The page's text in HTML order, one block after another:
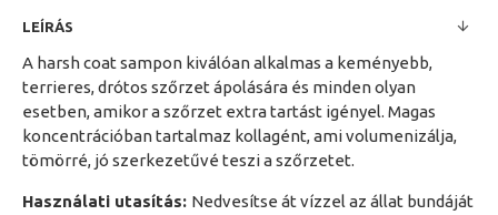
LEÍRÁS
A harsh coat sampon kiválóan alkalmas a keményebb,
terrieres, drótos szőrzet ápolására és minden olyan
esetben, amikor a szőrzet extra tartást igényel. Magas
koncentrációban tartalmaz kollagént, ami volumenizálja,
tömörré, jó szerkezetűvé teszi a szőrzetet.
Használati utasítás: Nedvesítse át vízzel az állat bundáját